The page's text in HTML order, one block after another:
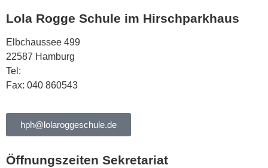
Lola Rogge Schule im Hirschparkhaus
Elbchaussee 499
22587 Hamburg
Tel:
Fax: 040 860543
hph@lolaroggeschule.de
Öffnungszeiten Sekretariat